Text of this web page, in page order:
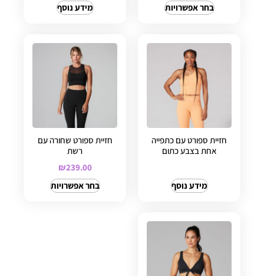
בחר אפשרויות
מידע נוסף
חזיית ספורט עם כתפייה
אחת בצבע כתום
מידע נוסף
חזיית ספורט שחורה עם
רשת
₪239.00
בחר אפשרויות